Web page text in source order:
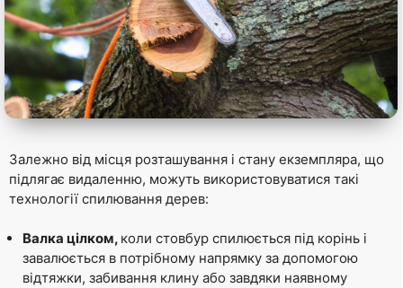
Залежно від місця розташування і стану екземпляра, що
підлягає видаленню, можуть використовуватися такі
технології спилювання дерев:
Валка цілком, коли стовбур спилюється під корінь і
завалюється в потрібному напрямку за допомогою
відтяжки, забивання клину або завдяки наявному